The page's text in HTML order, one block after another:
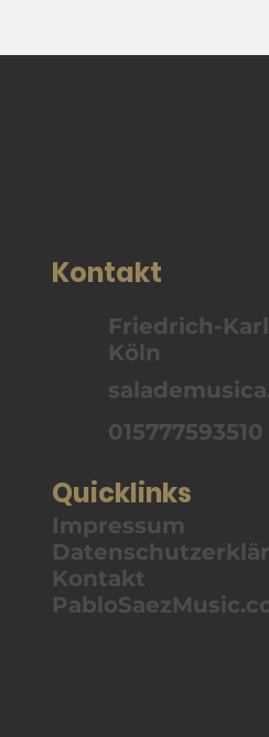
Friedrich-
Köln
015777593510
Kontakt
Impressum
Kontakt
Quicklinks